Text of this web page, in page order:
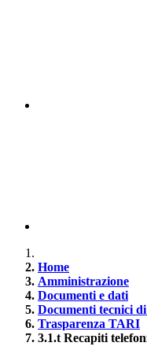
Home
Amministrazione
Documenti e dati
Documenti tecnici
Trasparenza TARI
3.1.t Recapiti